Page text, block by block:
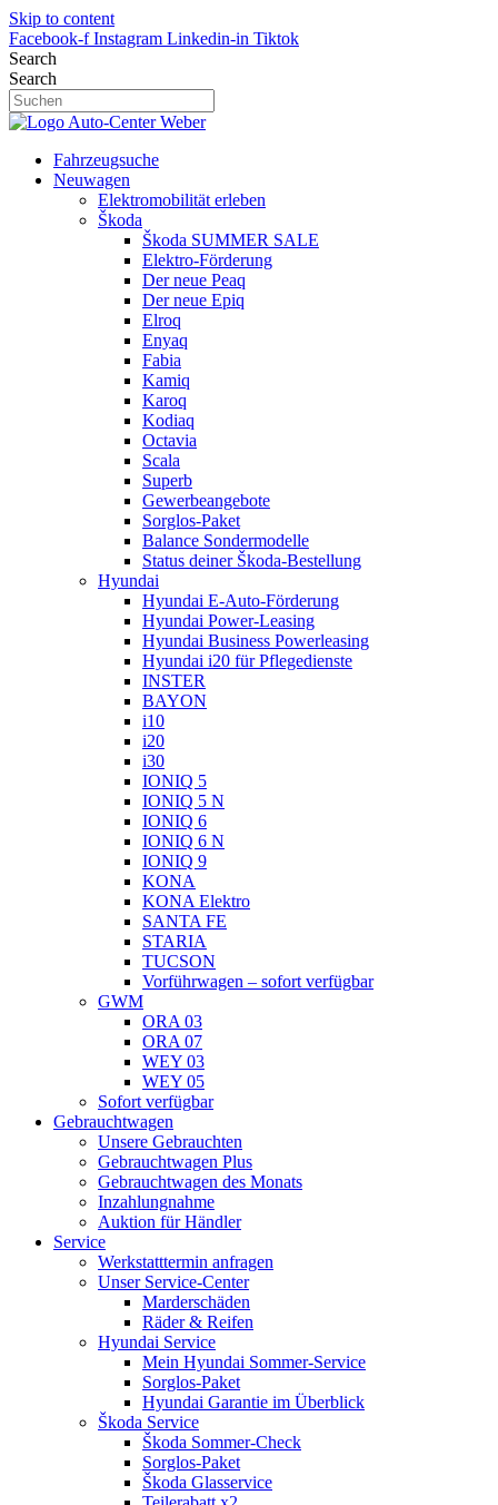
Skip to content
Facebook-f Instagram Linkedin-in Tiktok
Search
Search
Fahrzeugsuche
Neuwagen
Elektromobilität erleben
Škoda
Škoda SUMMER SALE
Elektro-Förderung
Der neue Peaq
Der neue Epiq
Elroq
Enyaq
Fabia
Kamiq
Karoq
Kodiaq
Octavia
Scala
Superb
Gewerbeangebote
Sorglos-Paket
Balance Sondermodelle
Status deiner Škoda-Bestellung
Hyundai
Hyundai E-Auto-Förderung
Hyundai Power-Leasing
Hyundai Business Powerleasing
Hyundai i20 für Pflegedienste
INSTER
BAYON
i10
i20
i30
IONIQ 5
IONIQ 5 N
IONIQ 6
IONIQ 6 N
IONIQ 9
KONA
KONA Elektro
SANTA FE
STARIA
TUCSON
Vorführwagen – sofort verfügbar
GWM
ORA 03
ORA 07
WEY 03
WEY 05
Sofort verfügbar
Gebrauchtwagen
Unsere Gebrauchten
Gebrauchtwagen Plus
Gebrauchtwagen des Monats
Inzahlungnahme
Auktion für Händler
Service
Werkstatttermin anfragen
Unser Service-Center
Marderschäden
Räder & Reifen
Hyundai Service
Mein Hyundai Sommer-Service
Sorglos-Paket
Hyundai Garantie im Überblick
Škoda Service
Škoda Sommer-Check
Sorglos-Paket
Škoda Glasservice